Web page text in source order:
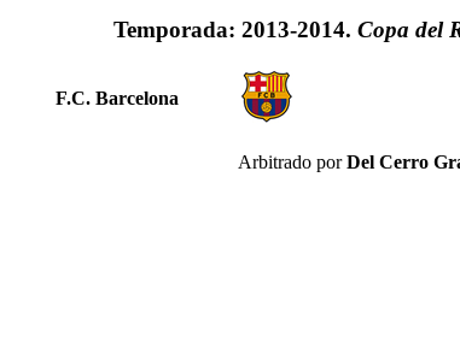
Temporada: 2013-2014. Copa del
F.C. Barcelona
Arbitrado porDel Cerro